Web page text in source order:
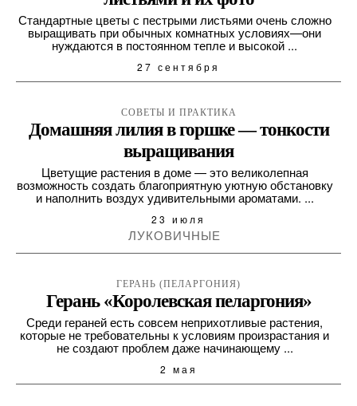
Стандартные цветы с пестрыми листьями очень сложно
выращивать при обычных комнатных условиях—они
нуждаются в постоянном тепле и высокой ...
27 сентября
СОВЕТЫ И ПРАКТИКА
Домашняя лилия в горшке — тонкости
выращивания
Цветущие растения в доме — это великолепная
возможность создать благоприятную уютную обстановку
и наполнить воздух удивительными ароматами. ...
23 июля
ЛУКОВИЧНЫЕ
ГЕРАНЬ (ПЕЛАРГОНИЯ)
Герань «Королевская пеларгония»
Среди гераней есть совсем неприхотливые растения,
которые не требовательны к условиям произрастания и
не создают проблем даже начинающему ...
2 мая